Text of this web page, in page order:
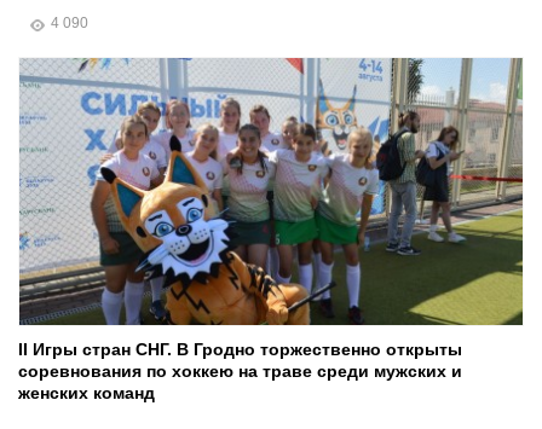
4 090
II Игры стран СНГ. В Гродно торжественно открыты
соревнования по хоккею на траве среди мужских и
женских команд